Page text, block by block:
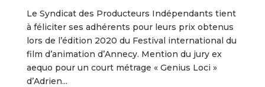
Le Syndicat des Producteurs Indépendants tient
à féliciter ses adhérents pour leurs prix obtenus
lors de l’édition 2020 du Festival international du
film d’animation d’Annecy. Mention du jury ex
aequo pour un court métrage « Genius Loci »
d’Adrien...